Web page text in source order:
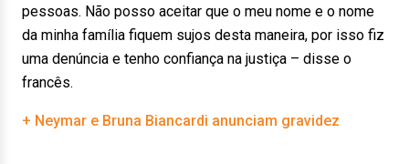
pessoas. Não posso aceitar que o meu nome e o nome
da minha família fiquem sujos desta maneira, por isso fiz
uma denúncia e tenho confiança na justiça – disse o
francês.
+ Neymar e Bruna Biancardi anunciam gravidez